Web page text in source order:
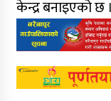
केन्द्र बनाइएको छ ।